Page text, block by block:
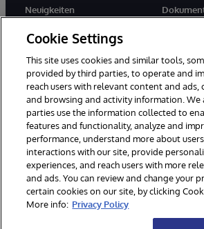
Neuigkeiten
© 1996-2026 InterSystems Corporation, Boston,
vorbehalten.
Mitteilungen/Geschäftsbedingungen
Geld-zurück-Garantie
Impressum
Cookie Settings
This site uses cookies and similar tools,
provided by third parties, to operate and
reach users with relevant content and ads,
and browsing and activity information. We
parties use the information collected to
features and functionality, analyze and
performance, understand more about
interactions with our site, provide
experiences, and reach users with more
and ads. You can review and change your
certain cookies on our site, by clicking
More info: Privacy Policy